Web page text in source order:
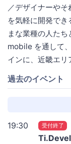
／デザイナーや
を気軽に開発で
まな業種の人た
mobile を通して
インに、近畿エリ
過去のイベント
19:30 受付終了